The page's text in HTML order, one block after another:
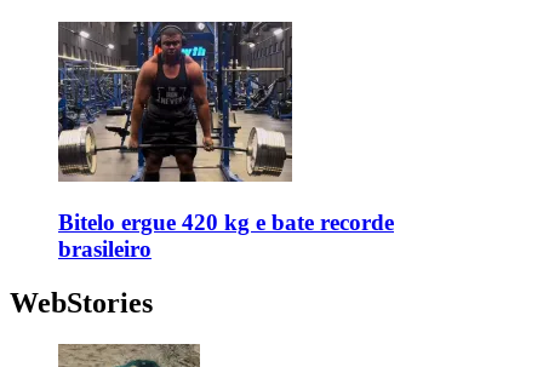
Bitelo ergue 420 kg e bate recorde
brasileiro
WebStories